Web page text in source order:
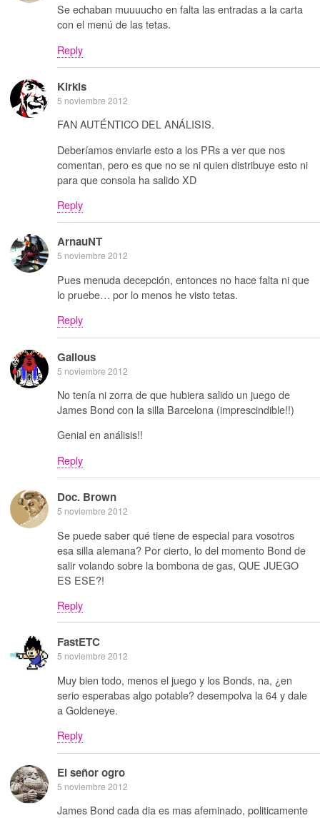
Se echaban muuuucho en falta las entradas a la carta
con el menú de las tetas.
Reply
Kirkis
5 noviembre 2012
FAN AUTÉNTICO DEL ANÁLISIS.
Deberíamos enviarle esto a los PRs a ver que nos
comentan, pero es que no se ni quien distribuye esto ni
para que consola ha salido XD
Reply
ArnauNT
5 noviembre 2012
Pues menuda decepción, entonces no hace falta ni que
lo pruebe… por lo menos he visto tetas.
Reply
Galious
5 noviembre 2012
No tenía ni zorra de que hubiera salido un juego de
James Bond con la silla Barcelona (imprescindible!!)
Genial en análisis!!
Reply
Doc. Brown
5 noviembre 2012
Se puede saber qué tiene de especial para vosotros
esa silla alemana? Por cierto, lo del momento Bond de
salir volando sobre la bombona de gas, QUE JUEGO
ES ESE?!
Reply
FastETC
5 noviembre 2012
Muy bien todo, menos el juego y los Bonds, na, ¿en
serio esperabas algo potable? desempolva la 64 y dale
a Goldeneye.
Reply
El señor ogro
5 noviembre 2012
James Bond cada dia es mas afeminado, politicamente